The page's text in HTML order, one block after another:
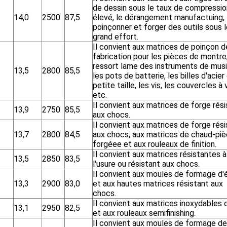
14,0 2500 87,5
de dessin sous le taux de
élevé, le dérangement manufactuing,
poinçonner et forger des outils sous
grand effort.
13,5 2800 85,5
Il convient aux matrices de poinçon
fabrication pour les pièces de
ressort lame des instruments de
les pots de batterie, les billes d'acier
petite taille, les vis, les couvercles à
etc.
13,9
2750 85,5
Il convient aux matrices de forge
aux chocs.
13,7 2800 84,5
Il convient aux matrices de forge
aux chocs, aux matrices de chaud-
forgéee et aux rouleaux de finition.
13,5
2850 83,5
Il convient aux matrices résistantes à
l'usure ou résistant aux chocs.
13,3 2900 83,0
Il convient aux moules de formage
et aux hautes matrices résistant aux
chocs.
13,1
2950 82,5
Il convient aux matrices inoxydables
et aux rouleaux semifinishing.
Il convient aux moules de formage de